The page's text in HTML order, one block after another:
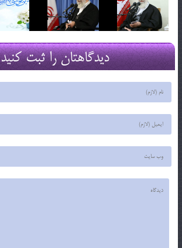
دیدگاهتان را ثبت کنید